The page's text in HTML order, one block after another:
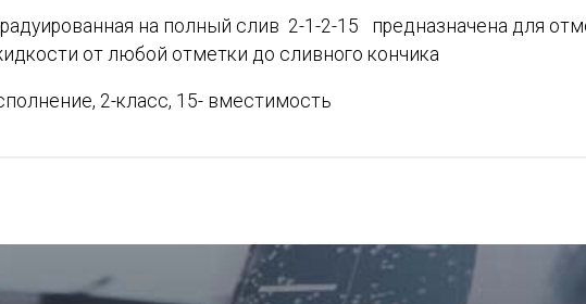
на полный слив 2-1-2-15 предназначена для
от любой отметки до сливного кончика
2-класс, 15- вместимость